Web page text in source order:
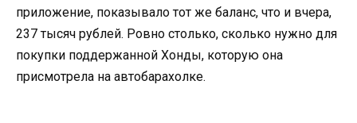
приложение, показывало тот же баланс, что и вчера,
237 тысяч рублей. Ровно столько, сколько нужно для
покупки поддержанной Хонды, которую она
присмотрела на автобарахолке.